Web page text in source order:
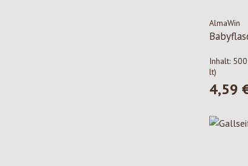
AlmaWin
Inhalt:
lt)
4,59